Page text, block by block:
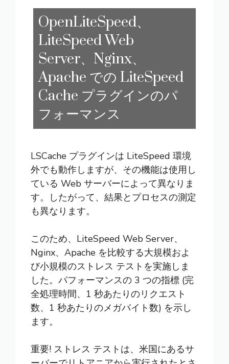
OpenLiteSpeed、
LiteSpeed Web
Server、Nginx、
Apache での LiteSpeed
Cache プラグインのパ
フォーマンス
LSCache プラグインは LiteSpeed 環境
外でも動作しますが、その機能は使用し
ている Web サーバーによって異なりま
す。したがって、結果とプロセスの測定
も異なります。
このため、LiteSpeed Web Server、
Nginx、Apache を比較する大規模およ
び小規模のストレス テストを実施しま
した。パフォーマンスの 3 つの指標 (完
全処理時間、1 秒あたりのリクエスト
数、1 秒あたりのメガバイト数) を示し
ます。
重要! ストレス テストは、米国にあるサ